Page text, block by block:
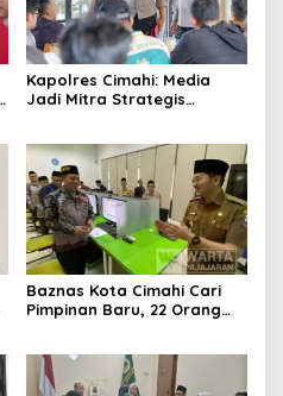
Kapolres Cimahi: Media
Jadi Mitra Strategis
Baznas Kota Cimahi Cari
Pimpinan Baru, 22 Orang